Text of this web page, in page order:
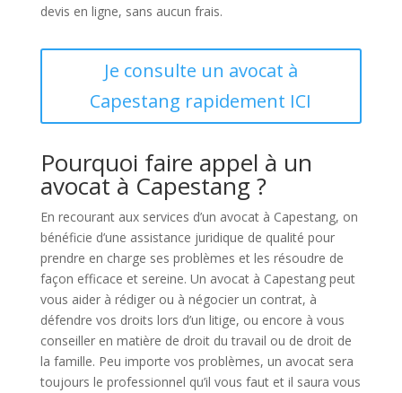
devis en ligne, sans aucun frais.
Je consulte un avocat à
Capestang rapidement ICI
Pourquoi faire appel à un
avocat à Capestang ?
En recourant aux services d’un avocat à Capestang, on
bénéficie d’une assistance juridique de qualité pour
prendre en charge ses problèmes et les résoudre de
façon efficace et sereine. Un avocat à Capestang peut
vous aider à rédiger ou à négocier un contrat, à
défendre vos droits lors d’un litige, ou encore à vous
conseiller en matière de droit du travail ou de droit de
la famille. Peu importe vos problèmes, un avocat sera
toujours le professionnel qu’il vous faut et il saura vous